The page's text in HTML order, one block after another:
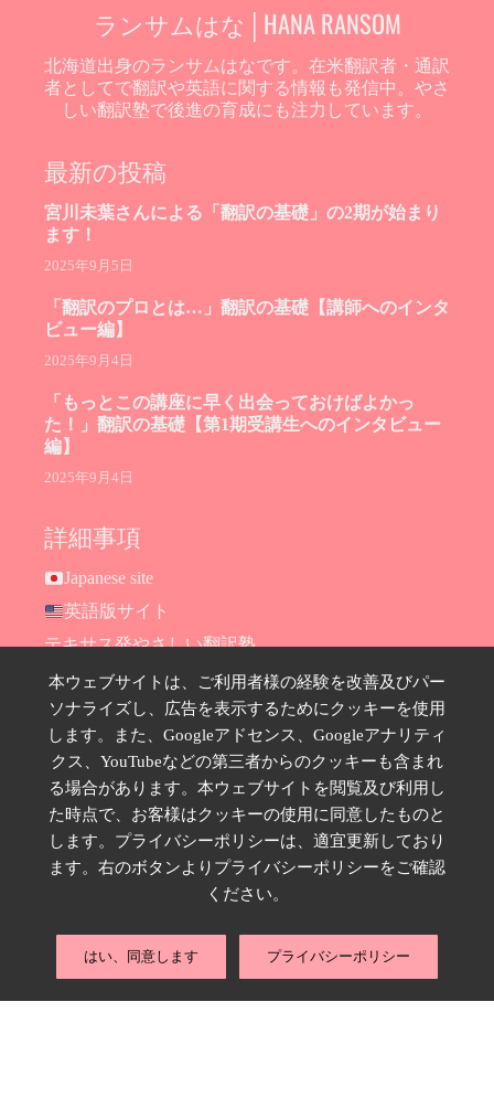
ランサムはな│HANA RANSOM
北海道出身のランサムはなです。在米翻訳者・通訳
者としてで翻訳や英語に関する情報も発信中。やさ
しい翻訳塾で後進の育成にも注力しています。
最新の投稿
宮川未葉さんによる「翻訳の基礎」の2期が始まり
ます！
2025年9月5日
「翻訳のプロとは…」翻訳の基礎【講師へのインタ
ビュー編】
2025年9月4日
「もっとこの講座に早く出会っておけばよかっ
た！」翻訳の基礎【第1期受講生へのインタビュー
編】
2025年9月4日
詳細事項
Japanese site
英語版サイト
テキサス発やさしい翻訳塾
Hana Ransom Shop
Site map
お問い合わせ
プライバシーポリシー
特定商取引法に基づく表示
SNSのフォローはこちら
本ウェブサイトは、ご利用者様の経験を改善及びパー
ソナライズし、広告を表示するためにクッキーを使用
します。また、Googleアドセンス、Googleアナリティ
クス、YouTubeなどの第三者からのクッキーも含まれ
る場合があります。本ウェブサイトを閲覧及び利用し
た時点で、お客様はクッキーの使用に同意したものと
します。プライバシーポリシーは、適宜更新しており
ます。右のボタンよりプライバシーポリシーをご確認
ください。
はい、同意します プライバシーポリシー